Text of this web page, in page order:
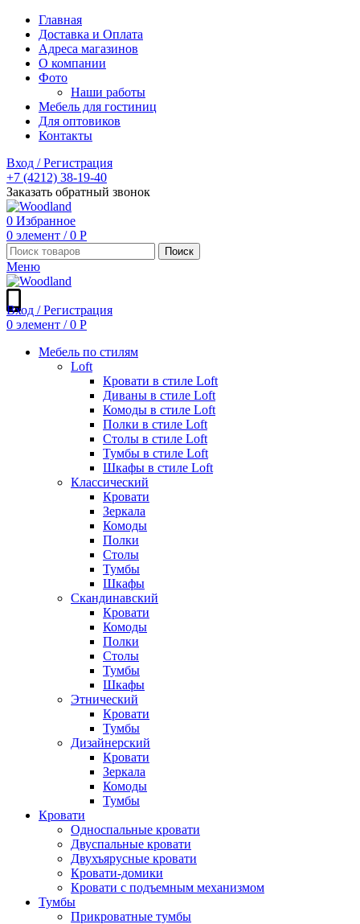
Главная
Доставка и Оплата
Адреса магазинов
О компании
Фото
Наши работы
Мебель для гостиниц
Для оптовиков
Контакты
Вход / Регистрация
+7 (4212) 38-19-40
Заказать обратный звонок
0 Избранное
0 элемент / 0 Р
Поиск
Меню
Вход / Регистрация
0 элемент / 0 Р
Мебель по стилям
Loft
Кровати в стиле Loft
Диваны в стиле Loft
Комоды в стиле Loft
Полки в стиле Loft
Столы в стиле Loft
Тумбы в стиле Loft
Шкафы в стиле Loft
Классический
Кровати
Зеркала
Комоды
Полки
Столы
Тумбы
Шкафы
Скандинавский
Кровати
Комоды
Полки
Столы
Тумбы
Шкафы
Этнический
Кровати
Тумбы
Дизайнерский
Кровати
Зеркала
Комоды
Тумбы
Кровати
Односпальные кровати
Двуспальные кровати
Двухъярусные кровати
Кровати-домики
Кровати с подъемным механизмом
Тумбы
Прикроватные тумбы